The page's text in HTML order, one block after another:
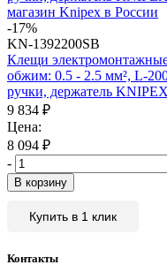
-17%
KN-1392200SB
Клещи
обжим: 0.5 - 2.5 мм², L-
ручки, держатель
9 834 ₽
Цена:
8 094 ₽
-
В корзину
Купить в 1 клик
Контакты